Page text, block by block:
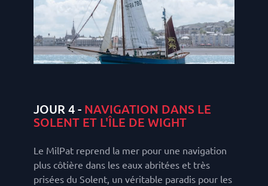
JOUR 4 - NAVIGATION DANS LE
SOLENT ET L'ÎLE DE WIGHT
Le MilPat reprend la mer pour une navigation
plus côtière dans les eaux abritées et très
prisées du Solent, un véritable paradis pour les